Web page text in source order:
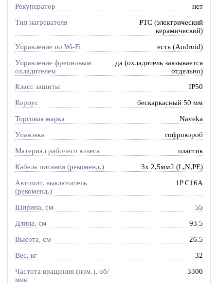
Рекуператор нет
Тип нагревателя
PTC (электрический
керамический)
Управление по Wi-Fi есть (Android)
Управление фреоновым
охладителем
да (охладитель закзывается
отдельно)
Класс защиты IP50
Корпус бескаркасный 50 мм
Торговая марка Naveka
Упаковка гофрокороб
Материал рабочего колеса пластик
Кабель питания (рекоменд.) 3х 2,5мм2 (L,N,PE)
Автомат. выключатель
(рекоменд.)
1P C16A
Ширина, см 55
Длина, см 93.5
Высота, см 26.5
Вес, кг 32
Частота вращения (ном.), об/
мин
3300